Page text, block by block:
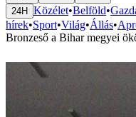
24H Közélet•Belföld•
hírek•Sport•Világ•Állás•
Bronzeső a Bihar megyei